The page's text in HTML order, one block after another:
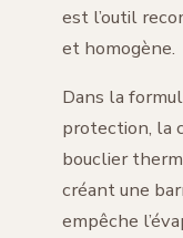
est l’outil
et homogène.
Dans la
protection, la
bouclier
créant une
empêche